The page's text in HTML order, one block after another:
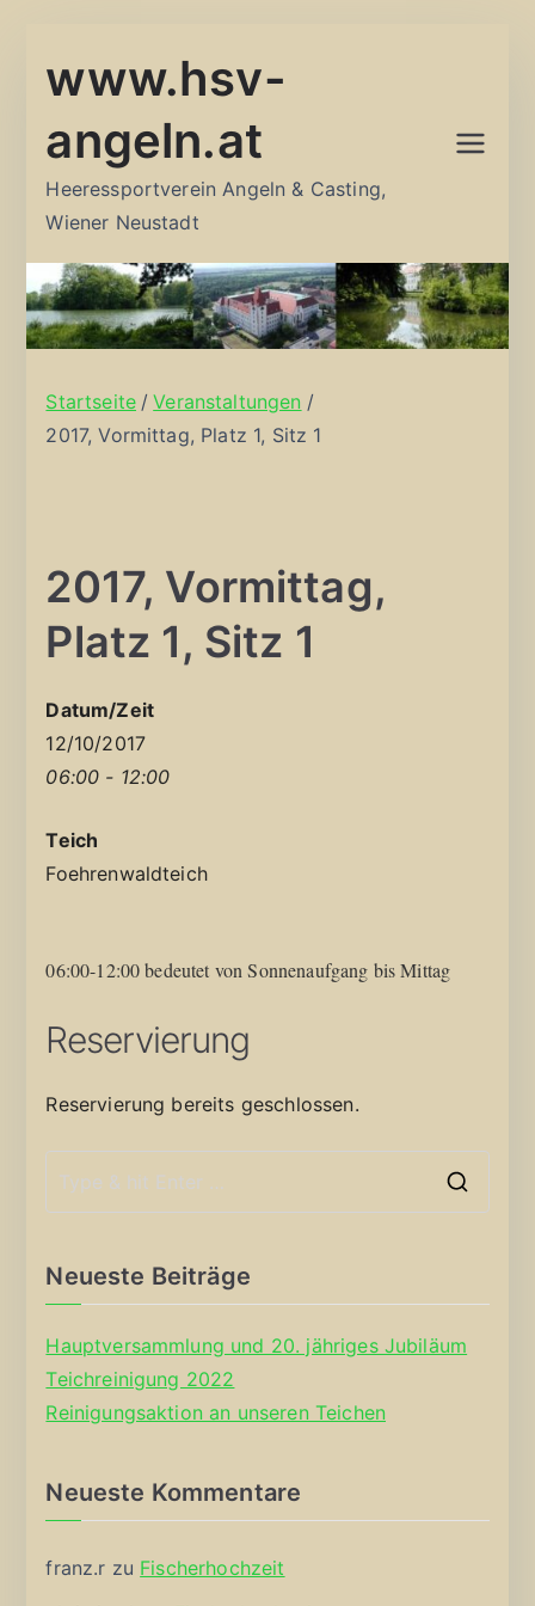
Inhalt
www.hsv-
angeln.at
Heeressportverein Angeln & Casting,
Wiener Neustadt
Startseite
Veranstaltungen
2017, Vormittag, Platz 1, Sitz 1
2017, Vormittag,
Platz 1, Sitz 1
Datum/Zeit
12/10/2017
06:00 - 12:00
Teich
Foehrenwaldteich
06:00-12:00 bedeutet von Sonnenaufgang bis Mittag
Reservierung
Reservierung bereits geschlossen.
Neueste Beiträge
Hauptversammlung und 20. jähriges Jubiläum
Teichreinigung 2022
Reinigungsaktion an unseren Teichen
Neueste Kommentare
franz.r zu Fischerhochzeit